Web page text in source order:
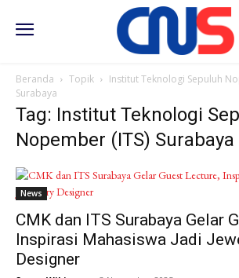
Beranda Topik
Institut Teknologi Sepuluh
Surabaya
Tag: Institut Teknologi
Nopember (ITS) Surabaya
News
CMK dan ITS Surabaya Gelar
Inspirasi Mahasiswa Jadi
Designer